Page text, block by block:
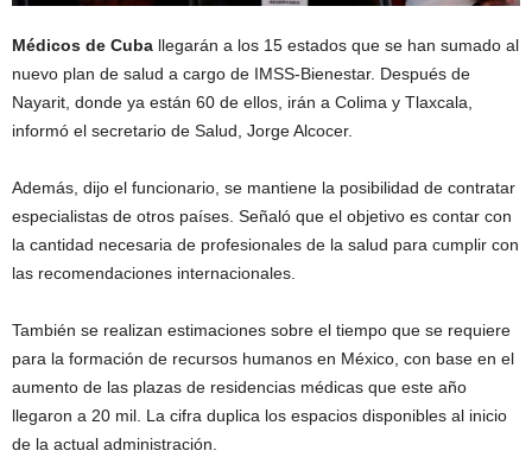
Médicos de Cuba llegarán a los 15 estados que se han sumado al
nuevo plan de salud a cargo de IMSS-Bienestar. Después de
Nayarit, donde ya están 60 de ellos, irán a Colima y Tlaxcala,
informó el secretario de Salud, Jorge Alcocer.
Además, dijo el funcionario, se mantiene la posibilidad de contratar
especialistas de otros países. Señaló que el objetivo es contar con
la cantidad necesaria de profesionales de la salud para cumplir con
las recomendaciones internacionales.
También se realizan estimaciones sobre el tiempo que se requiere
para la formación de recursos humanos en México, con base en el
aumento de las plazas de residencias médicas que este año
llegaron a 20 mil. La cifra duplica los espacios disponibles al inicio
de la actual administración.